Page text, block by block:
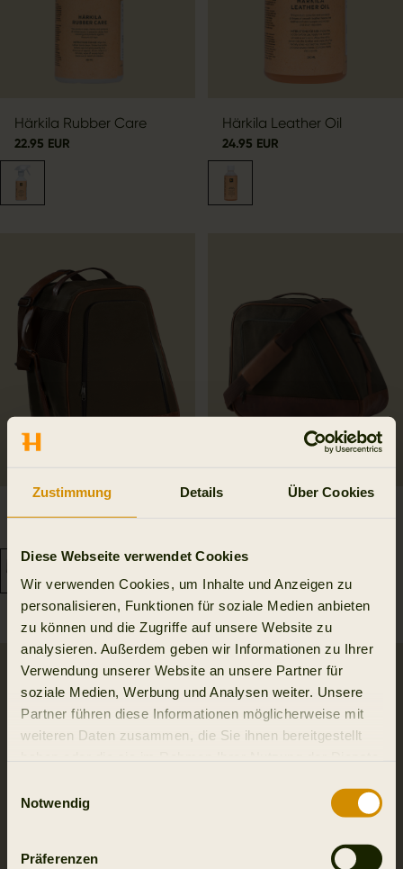
Zustimmung Details Über Cookies
Diese Webseite verwendet Cookies
Wir verwenden Cookies, um Inhalte und Anzeigen zu
personalisieren, Funktionen für soziale Medien anbieten
zu können und die Zugriffe auf unsere Website zu
analysieren. Außerdem geben wir Informationen zu Ihrer
Verwendung unserer Website an unsere Partner für
soziale Medien, Werbung und Analysen weiter. Unsere
Partner führen diese Informationen möglicherweise mit
weiteren Daten zusammen, die Sie ihnen bereitgestellt
Notwendig
Präferenzen
Härkila Rubber Care
22.95 EUR
Härkila Leather Oil
24.95 EUR
154.95 EUR